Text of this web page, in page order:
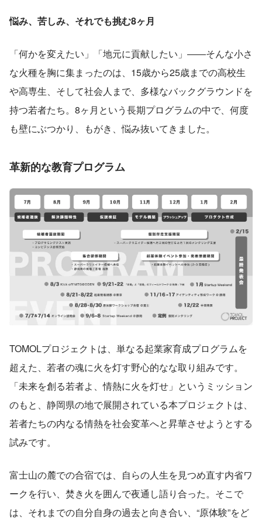
悩み、苦しみ、それでも挑む8ヶ月
「何かを変えたい」「地元に貢献したい」――そんな小さ
な火種を胸に集まったのは、15歳から25歳までの高校生
や高専生、そして社会人まで、多様なバックグラウンドを
持つ若者たち。8ヶ月という長期プログラムの中で、何度
も壁にぶつかり、もがき、悩み抜いてきました。
革新的な教育プログラム
TOMOLプロジェクトは、単なる起業家育成プログラムを
超えた、若者の魂に火を灯す野心的なな取り組みです。
「未来を創る若者よ、情熱に火を灯せ」というミッション
のもと、静岡県の地で展開されている本プロジェクトは、
若者たちの内なる情熱を社会変革へと昇華させようとする
試みです。
富士山の麓での合宿では、自らの人生を見つめ直す内省ワ
ークを行い、焚き火を囲んで夜通し語り合った。そこで
は、それまでの自分自身の過去と向き合い、“原体験”をど